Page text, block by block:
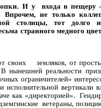
И у входа в
не только
столицы, тот
странного медного
земляков, от
реальности
ограничителей»
вертикали
как «директорией».
ветераны,